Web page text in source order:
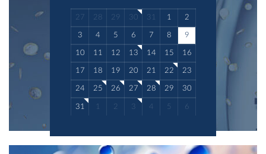
27 28 29 30 31 1 2
3 4 5 6 7 8 9
10 11 12 13 14 15 16
17 18 19 20 21 22 23
24 25 26 27 28 29 30
31 1 2 3 4 5 6